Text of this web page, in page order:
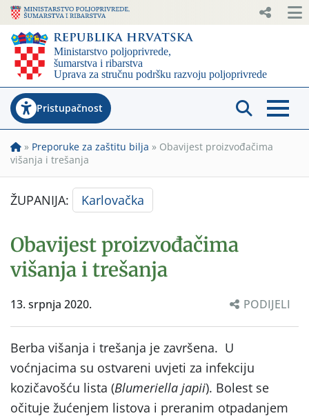
Pristupačnost
» Preporuke za zaštitu bilja » Obavijest proizvođačima
višanja i trešanja
ŽUPANIJA: Karlovačka
Obavijest proizvođačima
višanja i trešanja
13. srpnja 2020. PODIJELI
Berba višanja i trešanja je završena. U
voćnjacima su ostvareni uvjeti za infekciju
kozičavošću lista (Blumeriella japii). Bolest se
očituje žućenjem listova i preranim otpadanjem